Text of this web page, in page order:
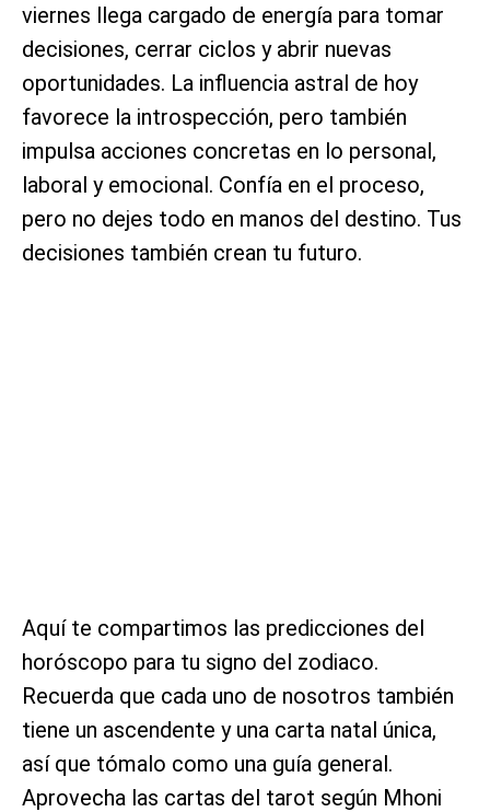
viernes llega cargado de energía para tomar
decisiones, cerrar ciclos y abrir nuevas
oportunidades. La influencia astral de hoy
favorece la introspección, pero también
impulsa acciones concretas en lo personal,
laboral y emocional. Confía en el proceso,
pero no dejes todo en manos del destino. Tus
decisiones también crean tu futuro.
Aquí te compartimos las predicciones del
horóscopo para tu signo del zodiaco.
Recuerda que cada uno de nosotros también
tiene un ascendente y una carta natal única,
así que tómalo como una guía general.
Aprovecha las cartas del tarot según Mhoni